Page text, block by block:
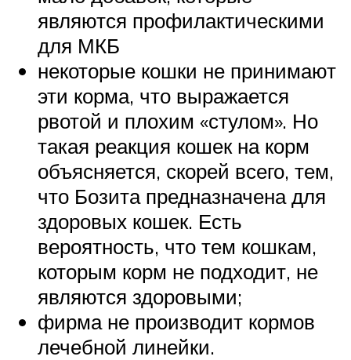
являются профилактическими
для МКБ
некоторые кошки не принимают
эти корма, что выражается
рвотой и плохим «стулом». Но
такая реакция кошек на корм
объясняется, скорей всего, тем,
что Бозита предназначена для
здоровых кошек. Есть
вероятность, что тем кошкам,
которым корм не подходит, не
являются здоровыми;
фирма не производит кормов
лечебной линейки.